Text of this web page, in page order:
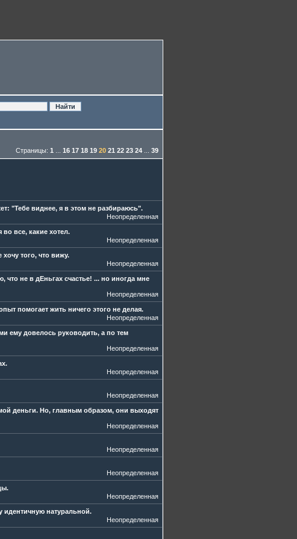
Страницы: 1 16 17 18 19 20 21 22 23 24 39
"Тебе виднее, я в этом не разбираюсь".
Неопределенная
во все, какие хотел.
Неопределенная
того, что вижу.
Неопределенная
что не в дЕньгах счастье! ... но иногда мне
Неопределенная
помогает жить ничего этого не делая.
Неопределенная
ему довелось руководить, а по тем
Неопределенная
Неопределенная
Неопределенная
деньги. Но, главным образом, они выходят
Неопределенная
Неопределенная
Неопределенная
Неопределенная
идентичную натуральной.
Неопределенная